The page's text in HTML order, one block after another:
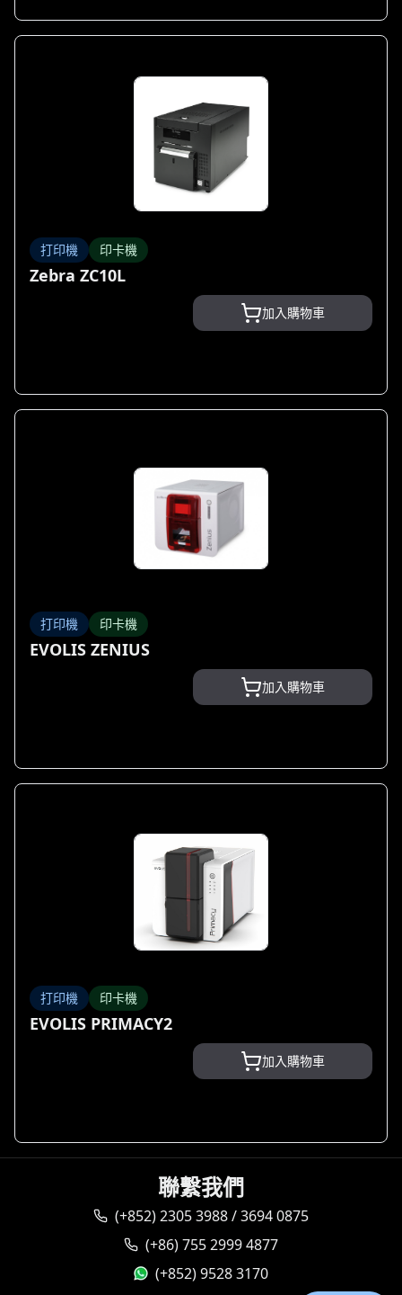
打印機 印卡機
Zebra ZC10L
加入購物車
打印機 印卡機
EVOLIS ZENIUS
加入購物車
打印機 印卡機
EVOLIS PRIMACY2
加入購物車
聯繫我們
(+852) 2305 3988 / 3694 0875
(+86) 755 2999 4877
(+852) 9528 3170